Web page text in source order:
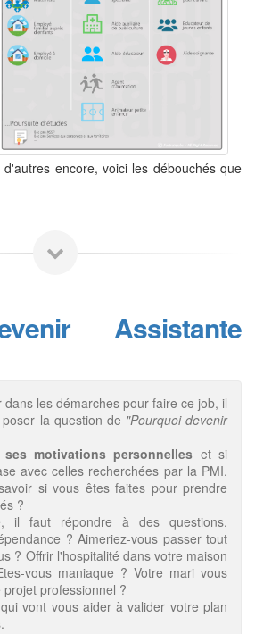
encore, voici les débouchés que
Assistante
les démarches pour faire ce job, il
la question de "Pourquoi devenir
motivations personnelles et si
avec celles recherchées par la PMI.
si vous êtes faites pour prendre
?
il faut répondre à des questions.
? Aimeriez-vous passer tout
? Offrir l'hospitalité dans votre maison
vous maniaque ? Votre mari vous
professionnel ?
vont vous aider à valider votre plan